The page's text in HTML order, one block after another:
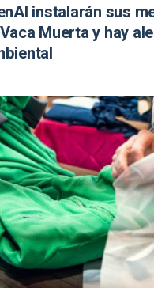
instalarán sus
Muerta y hay